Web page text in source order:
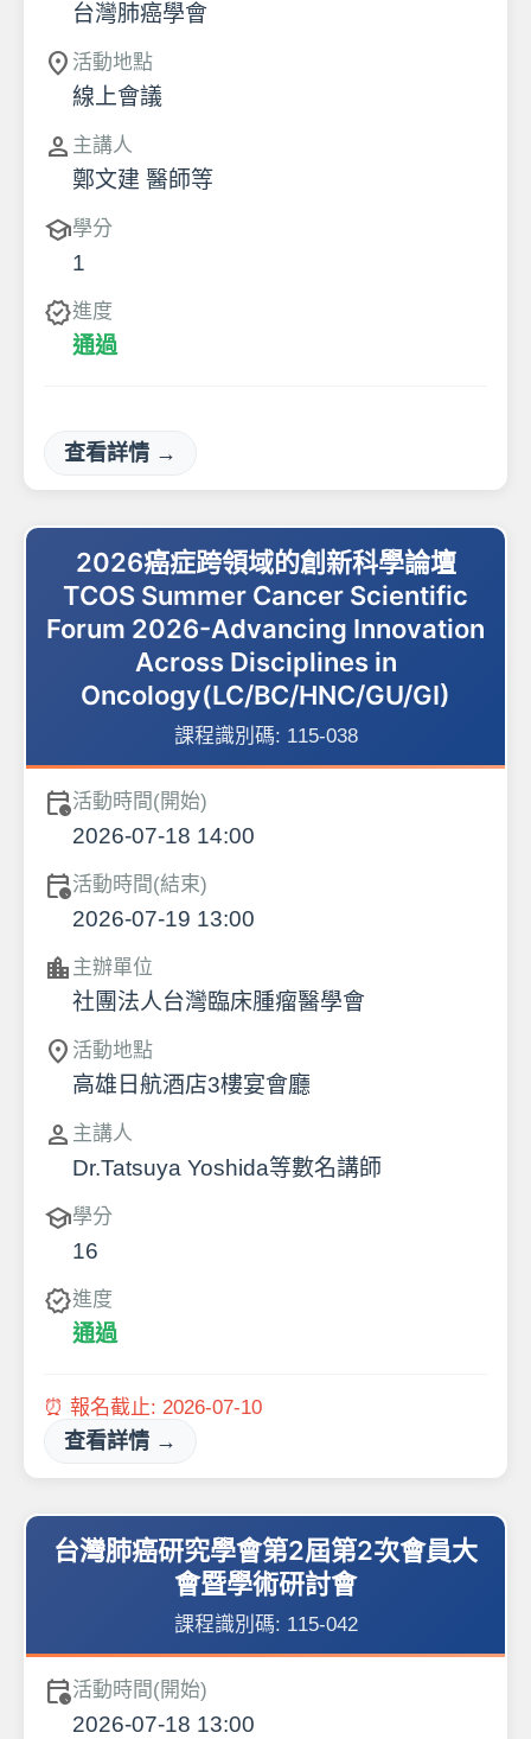
台灣肺癌學會
location_on 活動地點
線上會議
person 主講人
鄭文建 醫師等
school學分
1
verified進度
通過
查看詳情 →
2026癌症跨領域的創新科學論壇
TCOS Summer Cancer Scientific
Forum 2026-Advancing Innovation
Across Disciplines in
Oncology(LC/BC/HNC/GU/GI)
課程識別碼: 115-038
calendar_clock活動時間(開始)
2026-07-18 14:00
calendar_clock活動時間(結束)
2026-07-19 13:00
location_city 主辦單位
社團法人台灣臨床腫瘤醫學會
location_on 活動地點
高雄日航酒店3樓宴會廳
person 主講人
Dr.Tatsuya Yoshida等數名講師
school學分
16
verified進度
通過
⏰ 報名截止: 2026-07-10
查看詳情 →
台灣肺癌研究學會第2屆第2次會員大
會暨學術研討會
課程識別碼: 115-042
calendar_clock活動時間(開始)
2026-07-18 13:00